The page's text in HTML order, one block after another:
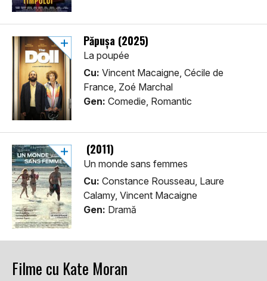
Păpușa (2025)
La poupée
Cu: Vincent Macaigne, Cécile de
France, Zoé Marchal
Gen: Comedie, Romantic
(2011)
Un monde sans femmes
Cu: Constance Rousseau, Laure
Calamy, Vincent Macaigne
Gen: Dramă
Filme cu Kate Moran